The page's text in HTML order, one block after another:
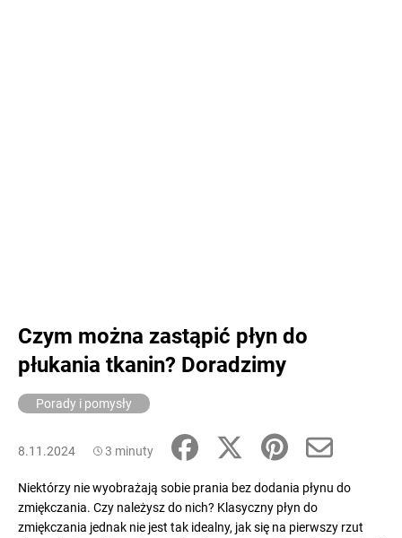
Czym można zastąpić płyn do
płukania tkanin? Doradzimy
Porady i pomysły
8.11.2024 3 minuty
Niektórzy nie wyobrażają sobie prania bez dodania płynu do
zmiękczania. Czy należysz do nich? Klasyczny płyn do
zmiękczania jednak nie jest tak idealny, jak się na pierwszy rzut